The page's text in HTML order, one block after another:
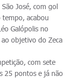
José, com gol
acabou
Galópolis no
objetivo do Zeca
com sete
25 pontos e já não